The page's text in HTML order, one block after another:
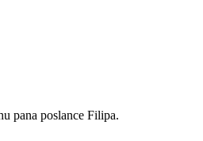
pana poslance Filipa.